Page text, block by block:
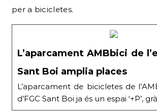
per a bicicletes.
L’aparcament AMBbici de
Sant Boi amplia places
L’aparcament de bicicletes de
d’FGC Sant Boi ja és un espai ‘+P’,